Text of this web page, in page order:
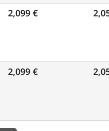
2,099 €
2,099 €